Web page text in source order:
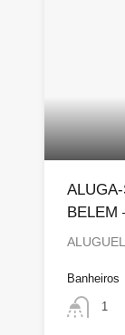
BELEM
Banheiros
1